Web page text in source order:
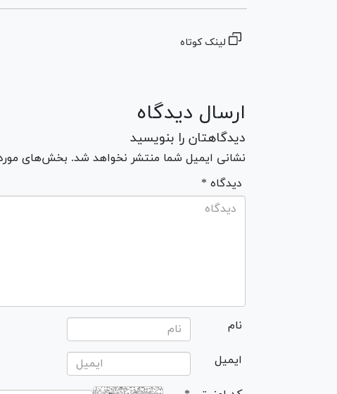
لینک کوتاه
ارسال دیدگاه
دیدگاهتان را بنویسید
نشانی ایمیل شما منتشر نخواهد شد. بخش‌های
* دیدگاه
نام
ایمیل